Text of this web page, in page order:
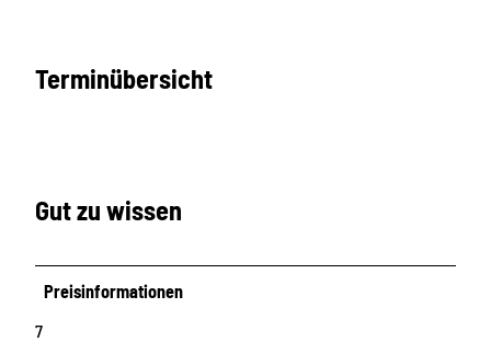
Terminübersicht
Gut zu wissen
Preisinformationen
7